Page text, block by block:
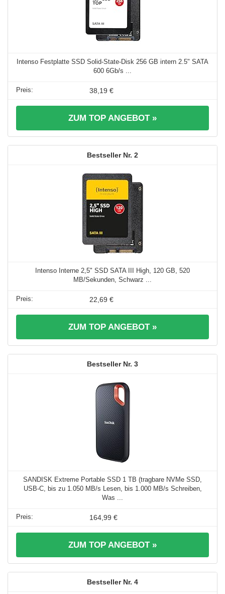
Intenso Festplatte SSD Solid-State-Disk 256 GB intern 2.5" SATA
600 6Gb/s ...
38,19 €
ZUM TOP ANGEBOT »
2
Intenso Interne 2,5" SSD SATA III High, 120 GB, 520
MB/Sekunden, Schwarz ...
22,69 €
ZUM TOP ANGEBOT »
3
SANDISK Extreme Portable SSD 1 TB (tragbare NVMe SSD,
USB-C, bis zu 1.050 MB/s Lesen, bis 1.000 MB/s Schreiben,
Was ...
164,99 €
ZUM TOP ANGEBOT »
4